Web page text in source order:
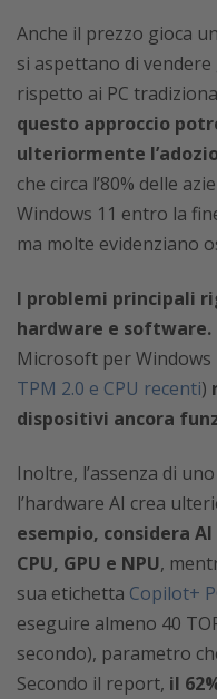
Anche il prezzo gioca
si aspettano di
rispetto ai PC
questo approccio
ulteriormente
che circa l’80% delle
Windows 11 entro la
ma molte evidenziano
I problemi principali
hardware e software.
Microsoft per
TPM 2.0 e CPU recenti)
dispositivi ancora
Inoltre, l’assenza di
l’hardware AI crea
esempio, considera
CPU, GPU e NPU,
sua etichetta Copilot+
eseguire almeno 40
secondo), parametro
Secondo il report, il